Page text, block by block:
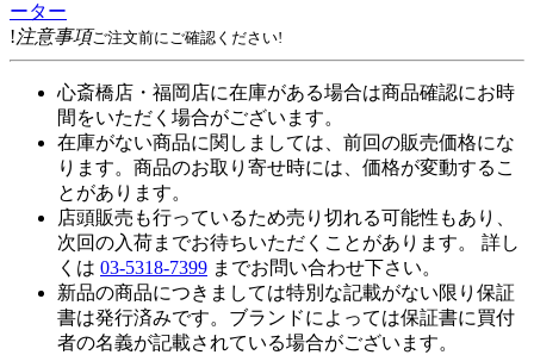
ーター
!注意事項ご注文前にご確認ください!
心斎橋店・福岡店に在庫がある場合は商品確認にお時
間をいただく場合がございます。
在庫がない商品に関しましては、前回の販売価格にな
ります。商品のお取り寄せ時には、価格が変動するこ
とがあります。
店頭販売も行っているため売り切れる可能性もあり、
次回の入荷までお待ちいただくことがあります。 詳し
くは 03-5318-7399 までお問い合わせ下さい。
新品の商品につきましては特別な記載がない限り保証
書は発行済みです。ブランドによっては保証書に買付
者の名義が記載されている場合がございます。